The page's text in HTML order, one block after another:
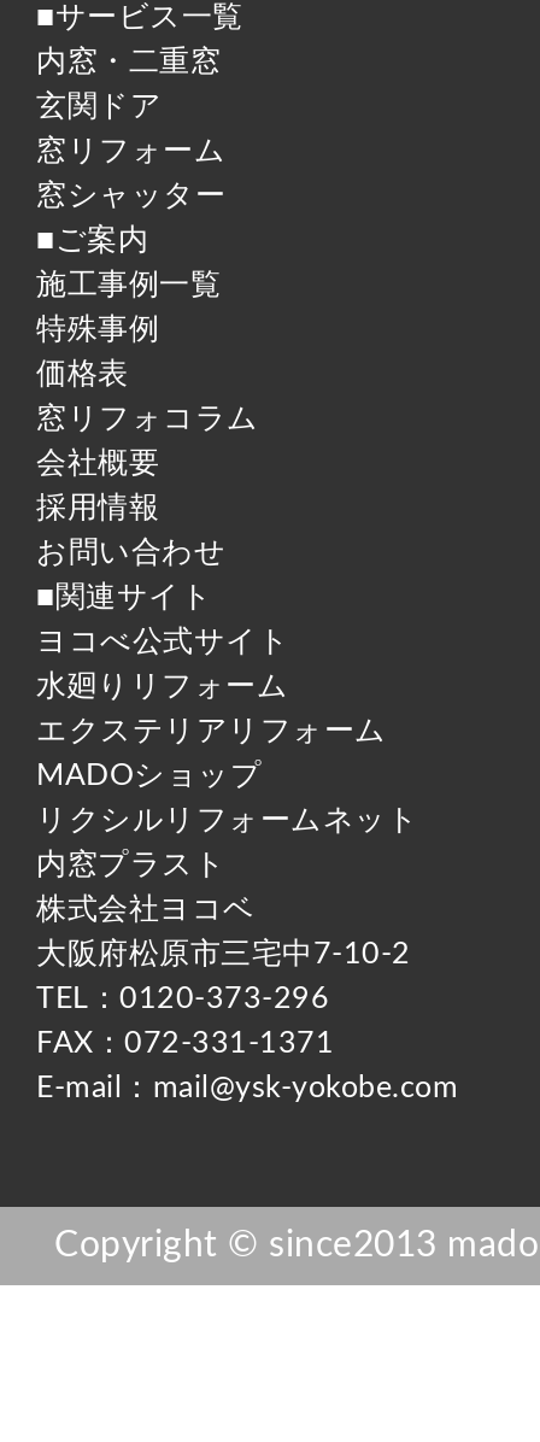
■サービス一覧
内窓・二重窓
玄関ドア
窓リフォーム
窓シャッター
■ご案内
施工事例一覧
特殊事例
価格表
窓リフォコラム
会社概要
採用情報
お問い合わせ
■関連サイト
ヨコべ公式サイト
水廻りリフォーム
エクステリアリフォーム
MADOショップ
リクシルリフォームネット
内窓プラスト
株式会社ヨコベ
大阪府松原市三宅中7-10-2
TEL：0120-373-296
FAX：072-331-1371
E-mail：mail@ysk-yokobe.com
Copyright © since2013